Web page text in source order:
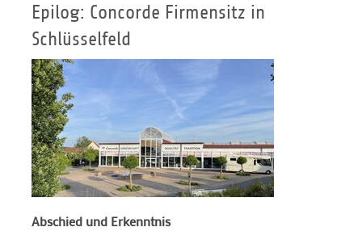
Epilog: Concorde Firmensitz in
Schlüsselfeld
Abschied und Erkenntnis